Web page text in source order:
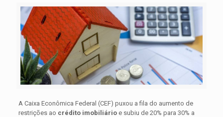
A Caixa Econômica Federal (CEF) puxou a fila do aumento de
restrições ao crédito imobiliárioe subiu de 20% para 30% a